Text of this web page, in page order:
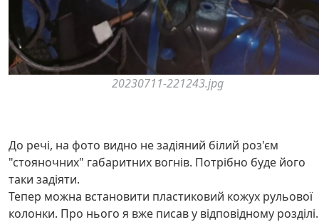
20230711-221243.jpg
До речі, на фото видно не задіяний білий роз'єм
"стояночних" габаритних вогнів. Потрібно буде його
таки задіяти.
Тепер можна встановити пластиковий кожух рульової
колонки. Про нього я вже писав у відповідному розділі.